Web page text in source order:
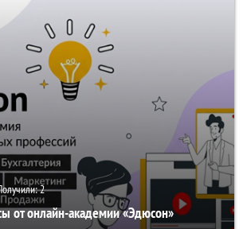
2
от онлайн-академии «Эдюсон»